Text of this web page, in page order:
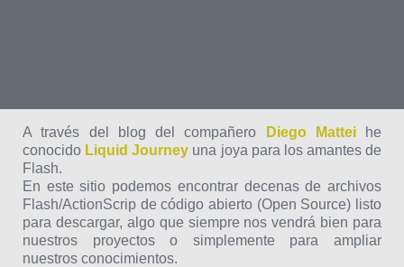
A través del blog del compañero Diego Mattei
he
conocido Liquid Journey una joya para los amantes de
Flash.
En este sitio podemos encontrar decenas de archivos
Flash/ActionScrip de código abierto (Open Source) listo
para descargar, algo que siempre nos vendrá bien para
nuestros proyectos o simplemente para ampliar
nuestros conocimientos.